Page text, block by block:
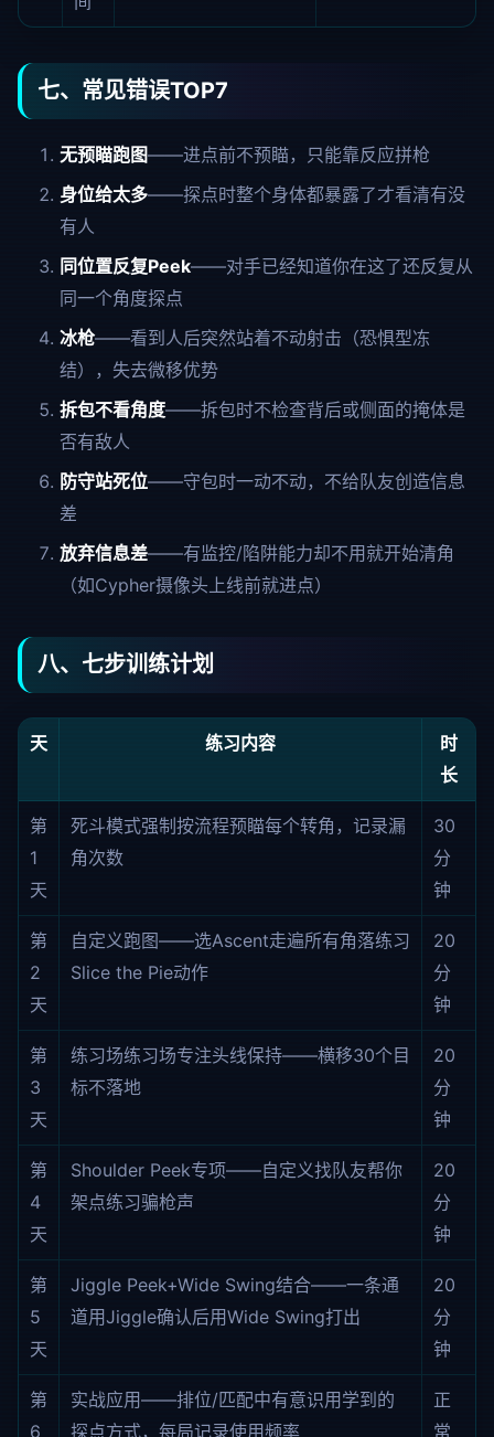
七、常见错误TOP7
无预瞄跑图——进点前不预瞄，只能靠反应拼枪
身位给太多——探点时整个身体都暴露了才看清有没
有人
同位置反复Peek——对手已经知道你在这了还反复从
同一个角度探点
冰枪——看到人后突然站着不动射击（恐惧型冻
结），失去微移优势
拆包不看角度——拆包时不检查背后或侧面的掩体是
否有敌人
防守站死位——守包时一动不动，不给队友创造信息
差
放弃信息差——有监控/陷阱能力却不用就开始清角
（如Cypher摄像头上线前就进点）
八、七步训练计划
天 练习内容
时
长
第
1
天
死斗模式强制按流程预瞄每个转角，记录漏
角次数
30
分
钟
第
2
天
自定义跑图——选Ascent走遍所有角落练习
Slice the Pie动作
20
分
钟
第
3
天
练习场练习场专注头线保持——横移30个目
标不落地
20
分
钟
第
4
天
Shoulder Peek专项——自定义找队友帮你
架点练习骗枪声
20
分
钟
第
5
天
Jiggle Peek+Wide Swing结合——一条通
道用Jiggle确认后用Wide Swing打出
20
分
钟
第
6
实战应用——排位/匹配中有意识用学到的
探点方式，每局记录使用频率
正
常